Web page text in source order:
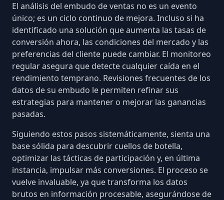
El análisis del embudo de ventas no es un evento
único; es un ciclo continuo de mejora. Incluso si ha
identificado una solución queaumenta las tasas de
conversión ahora, las condiciones del mercado y las
preferencias del cliente puede cambiar. El monitoreo
regular asegura que detecte cualquier caída en el
rendimiento temprano. Revisiones frecuentes de los
datos de su embudo le permiten refinar sus
estrategias para mantener o mejorar las ganancias
pasadas.
Siguiendo estos pasos sistemáticamente, sienta una
base sólida para descubrir cuellos de botella,
optimizar las tácticas de participación y, en última
instancia, impulsar más conversiones. El proceso se
vuelve invaluable, ya que transforma los datos
brutos en información procesable, asegurándose de